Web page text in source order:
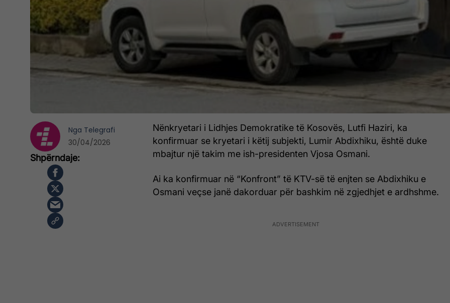
Nënkryetari i Lidhjes Demokratike të Kosovës, Lutfi Haziri, ka
konfirmuar se kryetari i këtij subjekti, Lumir Abdixhiku, është duke
mbajtur një takim me ish-presidenten Vjosa Osmani.
Ai ka konfirmuar në “Konfront” të KTV-së të enjten se Abdixhiku e
Osmani veçse janë dakorduar për bashkim në zgjedhjet e ardhshme.
Nga Telegrafi
30/04/2026